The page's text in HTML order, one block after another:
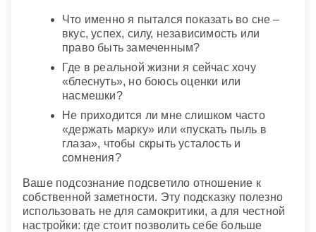
Что именно я пытался показать во сне –
вкус, успех, силу, независимость или
право быть замеченным?
Где в реальной жизни я сейчас хочу
«блеснуть», но боюсь оценки или
насмешки?
Не приходится ли мне слишком часто
«держать марку» или «пускать пыль в
глаза», чтобы скрыть усталость и
сомнения?
Ваше подсознание подсветило отношение к
собственной заметности. Эту подсказку полезно
использовать не для самокритики, а для честной
настройки: где стоит позволить себе больше